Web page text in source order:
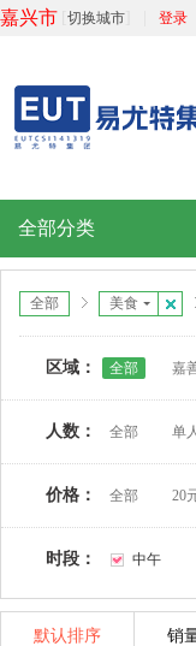
嘉兴市 切换城市 登录
全部分类
全部 美食
区域： 全部 嘉
人数： 全部 单
价格： 全部 20
时段： 中午
默认排序 销